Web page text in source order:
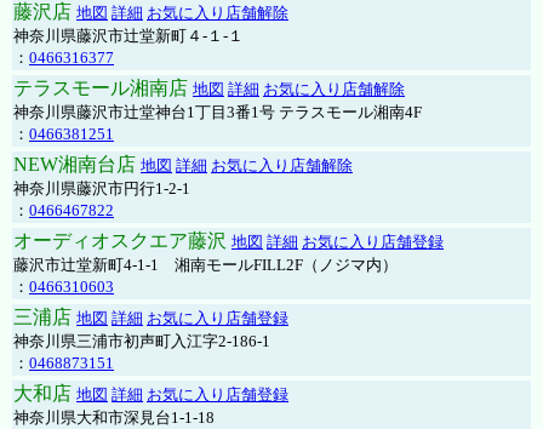
藤沢店 地図 詳細 お気に入り店舗解除
神奈川県藤沢市辻堂新町４-１-１
： 0466316377
テラスモール湘南店 地図 詳細 お気に入り店舗解除
神奈川県藤沢市辻堂神台1丁目3番1号 テラスモール湘南4F
： 0466381251
NEW湘南台店 地図 詳細 お気に入り店舗解除
神奈川県藤沢市円行1-2-1
： 0466467822
オーディオスクエア藤沢 地図 詳細 お気に入り店舗登録
藤沢市辻堂新町4-1-1 湘南モールFILL2F（ノジマ内）
： 0466310603
三浦店 地図 詳細 お気に入り店舗登録
神奈川県三浦市初声町入江字2-186-1
： 0468873151
大和店 地図 詳細 お気に入り店舗登録
神奈川県大和市深見台1-1-18